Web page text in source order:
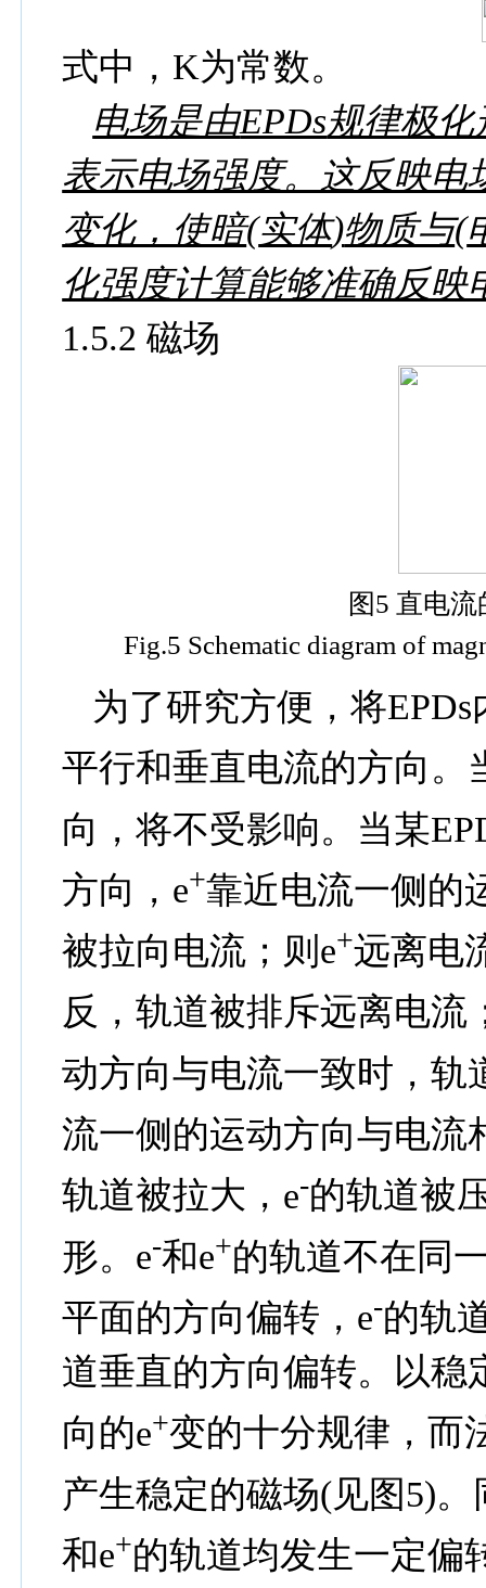
式中， K为常数。
电场是由EPDs规律极
表示电场强度。这反映电
变化，使暗(实体)物质与(
化强度计算能够准确反映
1.5.2磁场
图5 直电流
Fig.5 Schematic diagram of
为了研究方便，将EPDs
平行和垂直电流的方向。
向，将不受影响。当某
方向， e+靠近电流一侧的
被拉向电流；则 e+远离电
反，轨道被排斥远离电流
动方向与电流一致时，轨
流一侧的运动方向与电流
轨道被拉大， e-的轨道被
形。 e-和e+的轨道不在同
平面的方向偏转， e-的轨
道垂直的方向偏转。以稳
向的e+变的十分规律，而
产生稳定的磁场(见图 5)。
和e+的轨道均发生一定偏